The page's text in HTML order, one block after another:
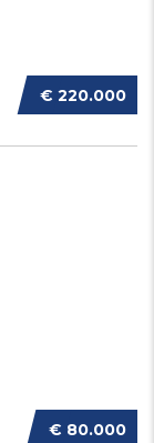
€ 220.000
€ 80.000